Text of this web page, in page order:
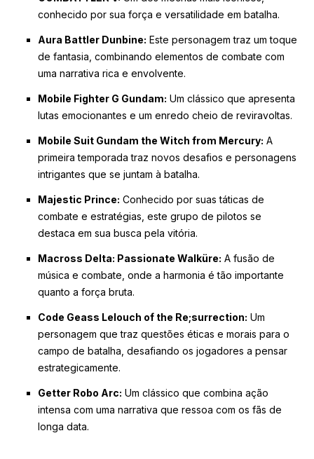
conhecido por sua força e versatilidade em batalha.
Aura Battler Dunbine: Este personagem traz um toque
de fantasia, combinando elementos de combate com
uma narrativa rica e envolvente.
Mobile Fighter G Gundam: Um clássico que apresenta
lutas emocionantes e um enredo cheio de reviravoltas.
Mobile Suit Gundam the Witch from Mercury: A
primeira temporada traz novos desafios e personagens
intrigantes que se juntam à batalha.
Majestic Prince: Conhecido por suas táticas de
combate e estratégias, este grupo de pilotos se
destaca em sua busca pela vitória.
Macross Delta: Passionate Walküre: A fusão de
música e combate, onde a harmonia é tão importante
quanto a força bruta.
Code Geass Lelouch of the Re;surrection: Um
personagem que traz questões éticas e morais para o
campo de batalha, desafiando os jogadores a pensar
estrategicamente.
Getter Robo Arc: Um clássico que combina ação
intensa com uma narrativa que ressoa com os fãs de
longa data.